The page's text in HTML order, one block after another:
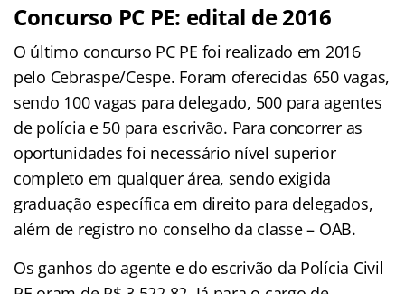
Concurso PC PE: edital de 2016
O último concurso PC PE foi realizado em 2016
pelo Cebraspe/Cespe. Foram oferecidas 650 vagas,
sendo 100 vagas para delegado, 500 para agentes
de polícia e 50 para escrivão. Para concorrer as
oportunidades foi necessário nível superior
completo em qualquer área, sendo exigida
graduação específica em direito para delegados,
além de registro no conselho da classe – OAB.
Os ganhos do agente e do escrivão da Polícia Civil